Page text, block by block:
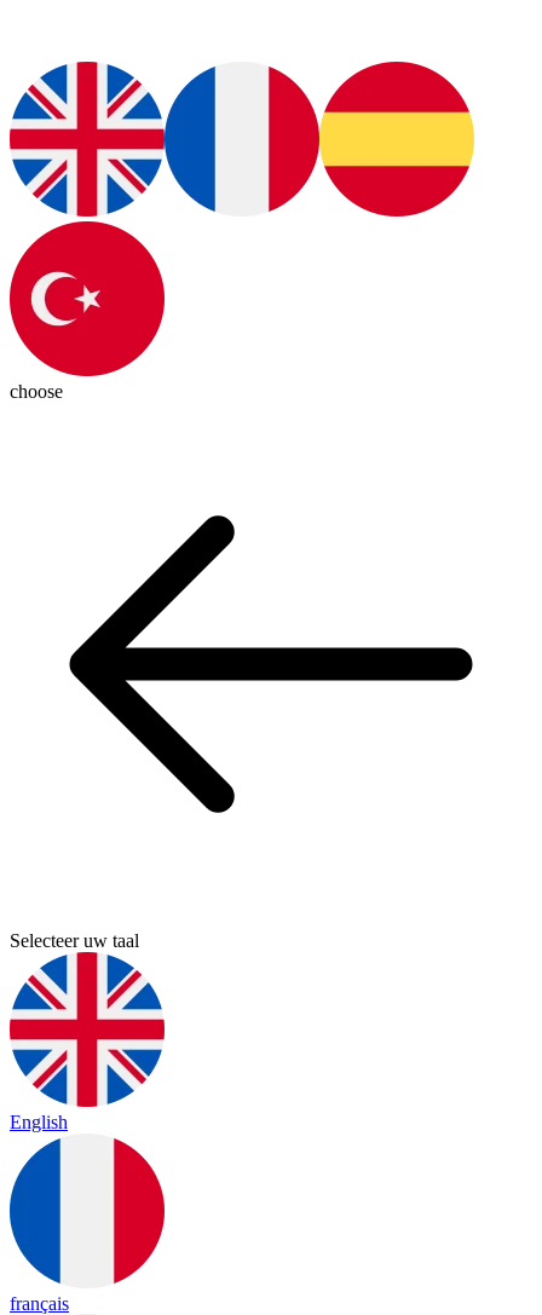
choose
Selecteer uw taal
English
français